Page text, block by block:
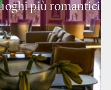
più romantici